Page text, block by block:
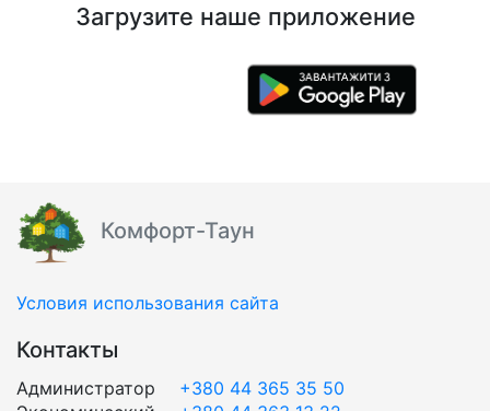
Загрузите наше приложение
Комфорт-Таун
Условия использования сайта
Контакты
Администратор
+380 44 365 35 50